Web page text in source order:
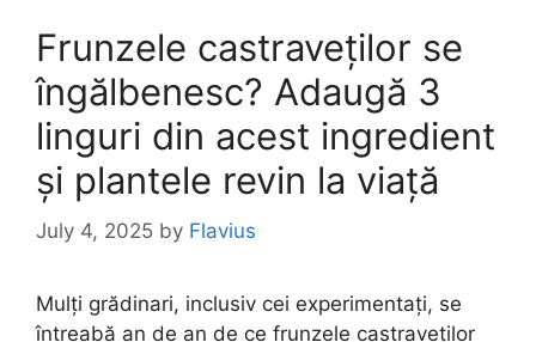
Frunzele castraveților se
îngălbenesc? Adaugă 3
linguri din acest ingredient
și plantele revin la viață
July 4, 2025 by Flavius
Mulți grădinari, inclusiv cei experimentați, se
întreabă an de an de ce frunzele castraveților